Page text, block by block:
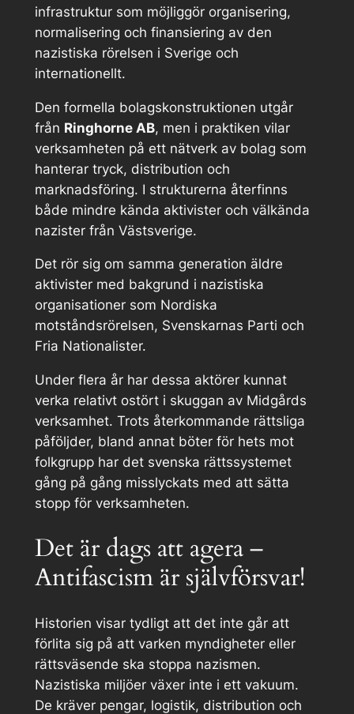
infrastruktur som möjliggör organisering,
normalisering och finansiering av den
nazistiska rörelsen i Sverige och
internationellt.
Den formella bolagskonstruktionen utgår
från Ringhorne AB, men i praktiken vilar
verksamheten på ett nätverk av bolag som
hanterar tryck, distribution och
marknadsföring. I strukturerna återfinns
både mindre kända aktivister och välkända
nazister från Västsverige.
Det rör sig om samma generation äldre
aktivister med bakgrund i nazistiska
organisationer som Nordiska
motståndsrörelsen, Svenskarnas Parti och
Fria Nationalister.
Under flera år har dessa aktörer kunnat
verka relativt ostört i skuggan av Midgårds
verksamhet. Trots återkommande rättsliga
påföljder, bland annat böter för hets mot
folkgrupp har det svenska rättssystemet
gång på gång misslyckats med att sätta
stopp för verksamheten.
Det är dags att agera –
Antifascism är självförsvar!
Historien visar tydligt att det inte går att
förlita sig på att varken myndigheter eller
rättsväsende ska stoppa nazismen.
Nazistiska miljöer växer inte i ett vakuum.
De kräver pengar, logistik, distribution och